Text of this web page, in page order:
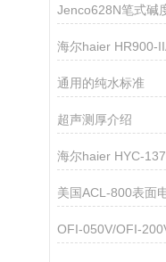
Jenco628N笔式碱
通用的纯水标准
超声测厚介绍
美国ACL-800表面